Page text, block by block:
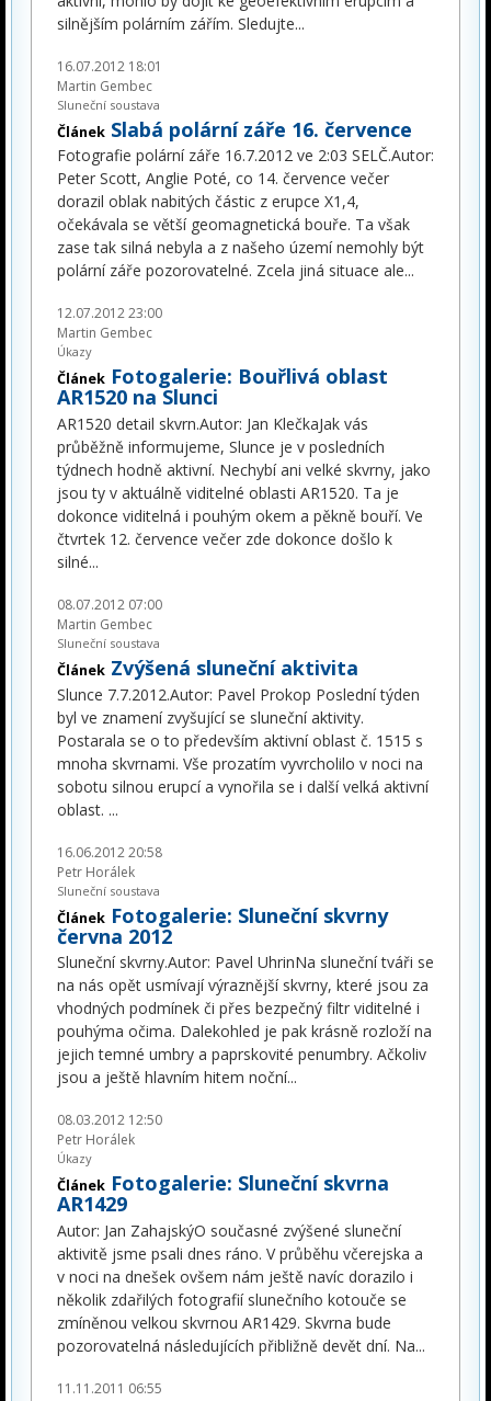
silnějším polárním zářím. Sledujte...
16.07.2012 18:01
Martin Gembec
Sluneční soustava
Článek Slabá polární záře 16. července
Fotografie polární záře 16.7.2012 ve 2:03 SELČ.Autor:
Peter Scott, Anglie Poté, co 14. července večer
dorazil oblak nabitých částic z erupce X1,4,
očekávala se větší geomagnetická bouře. Ta však
zase tak silná nebyla a z našeho území nemohly být
polární záře pozorovatelné. Zcela jiná situace ale...
12.07.2012 23:00
Martin Gembec
Úkazy
Článek Fotogalerie: Bouřlivá oblast
AR1520 na Slunci
AR1520 detail skvrn.Autor: Jan KlečkaJak vás
průběžně informujeme, Slunce je v posledních
týdnech hodně aktivní. Nechybí ani velké skvrny, jako
jsou ty v aktuálně viditelné oblasti AR1520. Ta je
dokonce viditelná i pouhým okem a pěkně bouří. Ve
čtvrtek 12. července večer zde dokonce došlo k
silné...
08.07.2012 07:00
Martin Gembec
Sluneční soustava
Článek Zvýšená sluneční aktivita
Slunce 7.7.2012.Autor: Pavel Prokop Poslední týden
byl ve znamení zvyšující se sluneční aktivity.
Postarala se o to především aktivní oblast č. 1515 s
mnoha skvrnami. Vše prozatím vyvrcholilo v noci na
sobotu silnou erupcí a vynořila se i další velká aktivní
oblast. ...
16.06.2012 20:58
Petr Horálek
Sluneční soustava
Článek Fotogalerie: Sluneční skvrny
června 2012
Sluneční skvrny.Autor: Pavel UhrinNa sluneční tváři se
na nás opět usmívají výraznější skvrny, které jsou za
vhodných podmínek či přes bezpečný filtr viditelné i
pouhýma očima. Dalekohled je pak krásně rozloží na
jejich temné umbry a paprskovité penumbry. Ačkoliv
jsou a ještě hlavním hitem noční...
08.03.2012 12:50
Petr Horálek
Úkazy
Článek Fotogalerie: Sluneční skvrna
AR1429
Autor: Jan ZahajskýO současné zvýšené sluneční
aktivitě jsme psali dnes ráno. V průběhu včerejska a
v noci na dnešek ovšem nám ještě navíc dorazilo i
několik zdařilých fotografií slunečního kotouče se
zmíněnou velkou skvrnou AR1429. Skvrna bude
pozorovatelná následujících přibližně devět dní. Na...
11.11.2011 06:55